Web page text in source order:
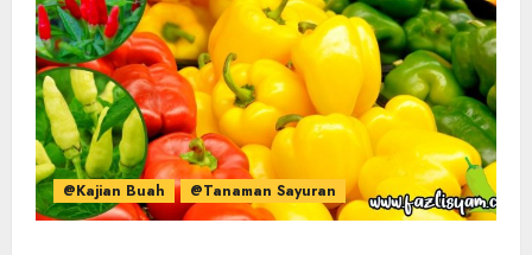
@Kajian Buah @Tanaman Sayuran